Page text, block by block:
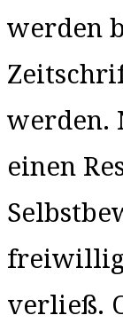
werden
werden.
einen
freiwillig
verließ.